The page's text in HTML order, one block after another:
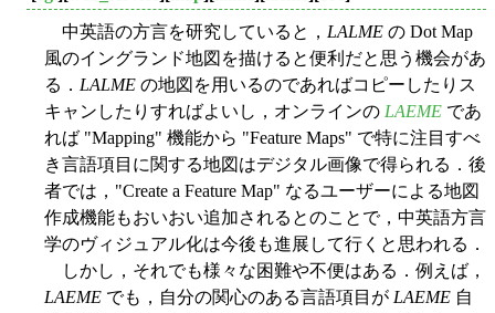
中英語の方言を研究していると， LALME の Dot Map
風のイングランド地図を描けると便利だと思う機会があ
る． LALME の地図を用いるのであればコピーしたりス
キャンしたりすればよいし，オンラインの LAEME であ
れば "Mapping" 機能から "Feature Maps" で特に注目すべ
き言語項目に関する地図はデジタル画像で得られる．後
者では，"Create a Feature Map" なるユーザーによる地図
作成機能もおいおい追加されるとのことで，中英語方言
学のヴィジュアル化は今後も進展して行くと思われる．
しかし，それでも様々な困難や不便はある．例えば，
LAEME でも，自分の関心のある言語項目が LAEME 自